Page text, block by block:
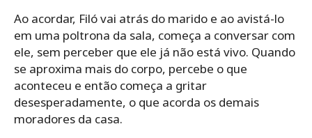
Ao acordar, Filó vai atrás do marido e ao avistá-lo
em uma poltrona da sala, começa a conversar com
ele, sem perceber que ele já não está vivo. Quando
se aproxima mais do corpo, percebe o que
aconteceu e então começa a gritar
desesperadamente, o que acorda os demais
moradores da casa.